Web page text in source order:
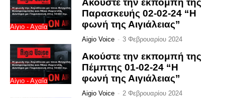
Αίγιο - Αχαΐα
Ακούστε την εκπομπή της
Παρασκευής 02-02-24 “Η
φωνή της Αιγιάλειας”
Aigio Voice - 3 Φεβρουαρίου 2024
Αίγιο - Αχαΐα
Ακούστε την εκπομπή της
Πέμπτης 01-02-24 “Η
φωνή της Αιγιάλειας”
Aigio Voice - 2 Φεβρουαρίου 2024